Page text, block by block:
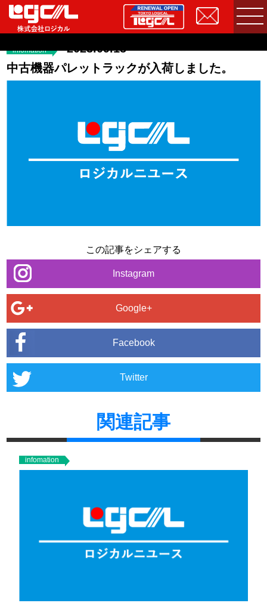
infomation
2023.09.15
中古機器パレットラックが入荷しました。
この記事をシェアする
Instagram
Google+
Facebook
Twitter
関連記事
infomation